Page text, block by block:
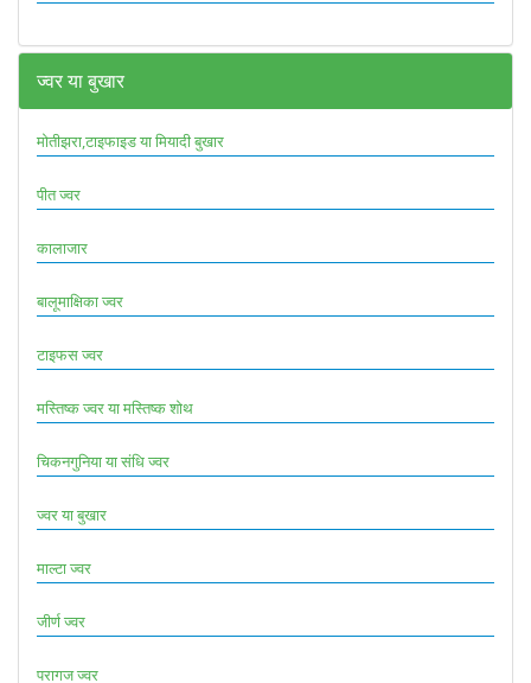
ज्वर या बुखार
मोतीझरा,टाइफाइड या मियादी बुखार
पीत ज्वर
कालाजार
बालूमाक्षिका ज्वर
टाइफस ज्वर
मस्तिष्क ज्वर या मस्तिष्क शोथ
चिकनगुनिया या संधि ज्वर
ज्वर या बुखार
माल्टा ज्वर
जीर्ण ज्वर
परागज ज्वर